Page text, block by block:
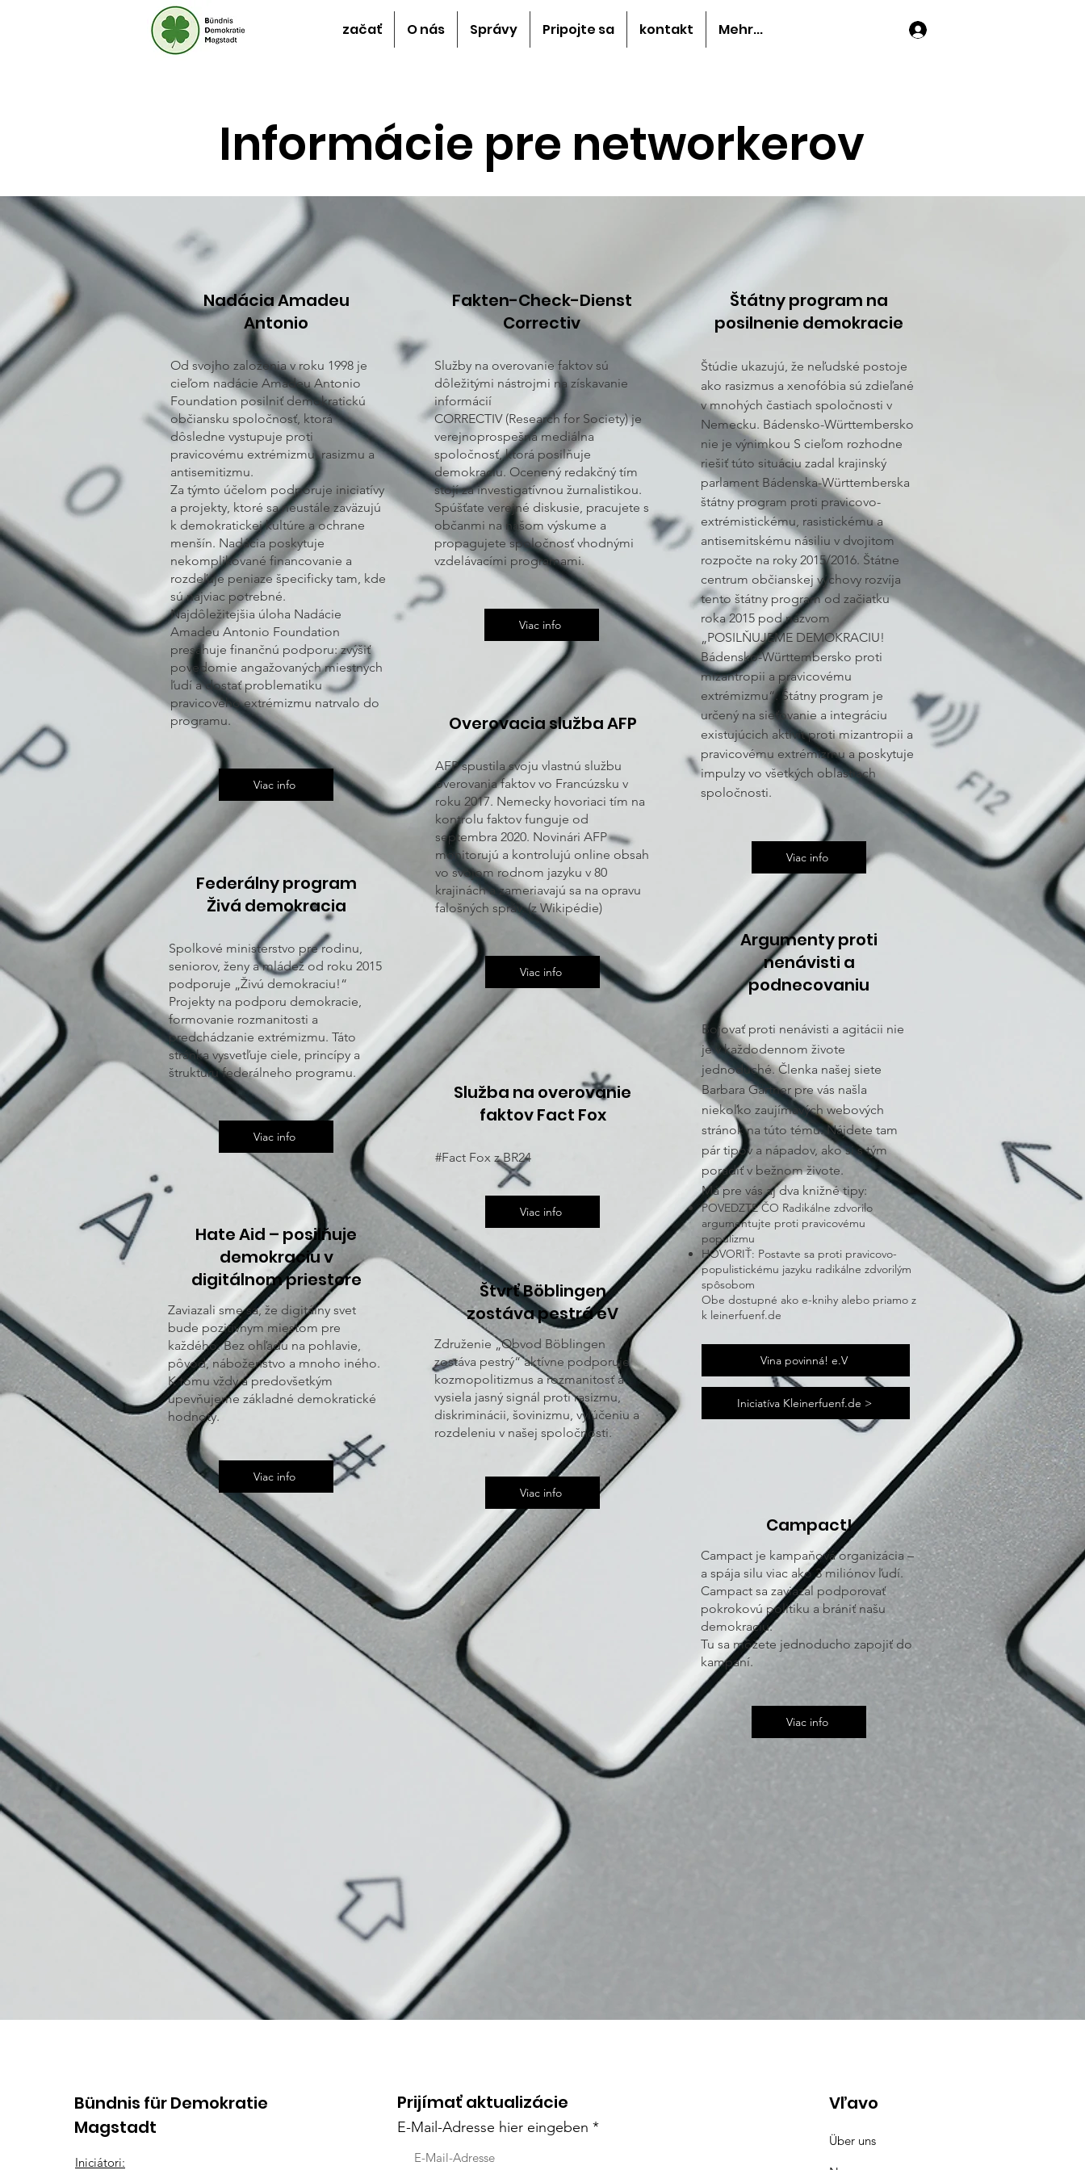
začať O nás Správy Pripojte sa kontakt Mehr...
Informácie pre networkerov
Nadácia Amadeu
Antonio
Od svojho založenia v roku 1998 je
cieľom nadácie Amadeu Antonio
Foundation posilniť demokratickú
občiansku spoločnosť, ktorá
dôsledne vystupuje proti
pravicovému extrémizmu, rasizmu a
antisemitizmu.
Za týmto účelom podporuje iniciatívy
a projekty, ktoré sa neustále zaväzujú
k demokratickej kultúre a ochrane
menšín. Nadácia poskytuje
nekomplikované financovanie a
rozdeľuje peniaze špecificky tam, kde
sú najviac potrebné.
Najdôležitejšia úloha Nadácie
Amadeu Antonio Foundation
presahuje finančnú podporu: zvýšiť
povedomie angažovaných miestnych
ľudí a dostať problematiku
pravicového extrémizmu natrvalo do
programu.
Viac info
Federálny program
Živá demokracia
Spolkové ministerstvo pre rodinu,
seniorov, ženy a mládež od roku 2015
podporuje „Živú demokraciu!“
Projekty na podporu demokracie,
formovanie rozmanitosti a
predchádzanie extrémizmu. Táto
stránka vysvetľuje ciele, princípy a
štruktúru federálneho programu.
Viac info
Štátny program na
posilnenie demokracie
Štúdie ukazujú, že neľudské postoje
ako rasizmus a xenofóbia sú zdieľané
v mnohých častiach spoločnosti v
Nemecku. Bádensko-Württembersko
nie je výnimkou S cieľom rozhodne
riešiť túto situáciu zadal krajinský
parlament Bádenska-Württemberska
štátny program proti pravicovo-
extrémistickému, rasistickému a
antisemitskému násiliu v dvojitom
rozpočte na roky 2015/2016. Štátne
centrum občianskej výchovy rozvíja
tento štátny program od začiatku
roka 2015 pod názvom
„POSILŇUJEME DEMOKRACIU!
Bádensko-Württembersko proti
mizantropii a pravicovému
extrémizmu“. Štátny program je
určený na sieťovanie a integráciu
existujúcich aktivít proti mizantropii a
pravicovému extrémizmu a poskytuje
impulzy vo všetkých oblastiach
spoločnosti.
Viac info
Fakten-Check-Dienst
Correctiv
Služby na overovanie faktov sú
dôležitými nástrojmi na získavanie
informácií
CORRECTIV (Research for Society) je
verejnoprospešná mediálna
spoločnosť, ktorá posilňuje
demokraciu. Ocenený redakčný tím
stojí za investigatívnou žurnalistikou.
Spúšťate verejné diskusie, pracujete s
občanmi na našom výskume a
propagujete spoločnosť vhodnými
vzdelávacími programami.
Viac info
Overovacia služba AFP
AFP spustila svoju vlastnú službu
overovania faktov vo Francúzsku v
roku 2017. Nemecky hovoriaci tím na
kontrolu faktov funguje od
septembra 2020. Novinári AFP
monitorujú a kontrolujú online obsah
vo svojom rodnom jazyku v 80
krajinách a zameriavajú sa na opravu
falošných správ. (z Wikipédie)
Viac info
Služba na overovanie
faktov Fact Fox
#Fact Fox z BR24
Viac info
Argumenty proti
nenávisti a
podnecovaniu
Bojovať proti nenávisti a agitácii nie
je v každodennom živote
jednoduché. Členka našej siete
Barbara Gärtner pre vás našla
niekoľko zaujímavých webových
stránok na túto tému. Nájdete tam
pár tipov a nápadov, ako si s tým
poradiť v bežnom živote.
Má pre vás aj dva knižné tipy:
POVEDZTE ČO Radikálne zdvorilo
argumentujte proti pravicovému
populizmu
HOVORIŤ: Postavte sa proti pravicovo-
populistickému jazyku radikálne zdvorilým
spôsobom
Obe dostupné ako e-knihy alebo priamo z
k leinerfuenf.de
Vina povinná! e.V
Iniciatíva Kleinerfuenf.de >
Hate Aid – posilňuje
demokraciu v
digitálnom priestore
Zaviazali sme sa, že digitálny svet
bude pozitívnym miestom pre
každého. Bez ohľadu na pohlavie,
pôvod, náboženstvo a mnoho iného.
K tomu vždy a predovšetkým
upevňujeme základné demokratické
hodnoty.
Viac info
Štvrť Böblingen
zostáva pestrá eV
Združenie „Obvod Böblingen
zostáva pestrý“ aktívne podporuje
kozmopolitizmus a rozmanitosť a
vysiela jasný signál proti rasizmu,
diskriminácii, šovinizmu, vylúčeniu a
rozdeleniu v našej spoločnosti.
Viac info
Campact!
Campact je kampaňová organizácia –
a spája silu viac ako 3 miliónov ľudí.
Campact sa zaviazal podporovať
pokrokovú politiku a brániť našu
demokraciu.
Tu sa môžete jednoducho zapojiť do
kampaní.
Viac info
Bündnis für Demokratie
Magstadt
Iniciátori:
Prijímať aktualizácie
E-Mail-Adresse hier eingeben
Vľavo
Über uns